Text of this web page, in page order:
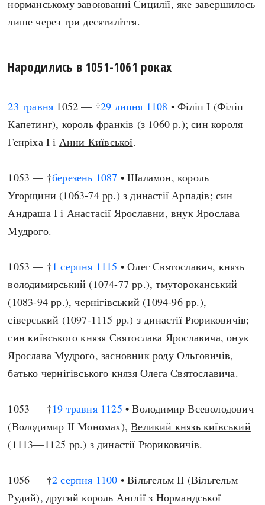
норманському завоюванні Сицилії, яке завершилось
лише через три десятиліття.
Народились в 1051-1061 роках
23 травня 1052 — †29 липня 1108 • Філіп I (Філіп
Капетинг), король франків (з 1060 р.); син короля
Генріха I і Анни Київської.
1053 — †березень 1087 • Шаламон, король
Угорщини (1063-74 рр.) з династії Арпадів; син
Андраша I і Анастасії Ярославни, внук Ярослава
Мудрого.
1053 — †1 серпня 1115 • Олег Святославич, князь
володимирський (1074-77 рр.), тмутороканський
(1083-94 рр.), чернігівський (1094-96 рр.),
сіверський (1097-1115 рр.) з династії Рюриковичів;
син київського князя Святослава Ярославича, онук
Ярослава Мудрого, засновник роду Ольговичів,
батько чернігівського князя Олега Святославича.
1053 — †19 травня 1125 • Володимир Всеволодович
(Володимир II Мономах),Великий князь київський
(1113—1125 рр.) з династії Рюриковичів.
1056 — †2 серпня 1100 • Вільгельм II (Вільгельм
Рудий), другий король Англії з Нормандської